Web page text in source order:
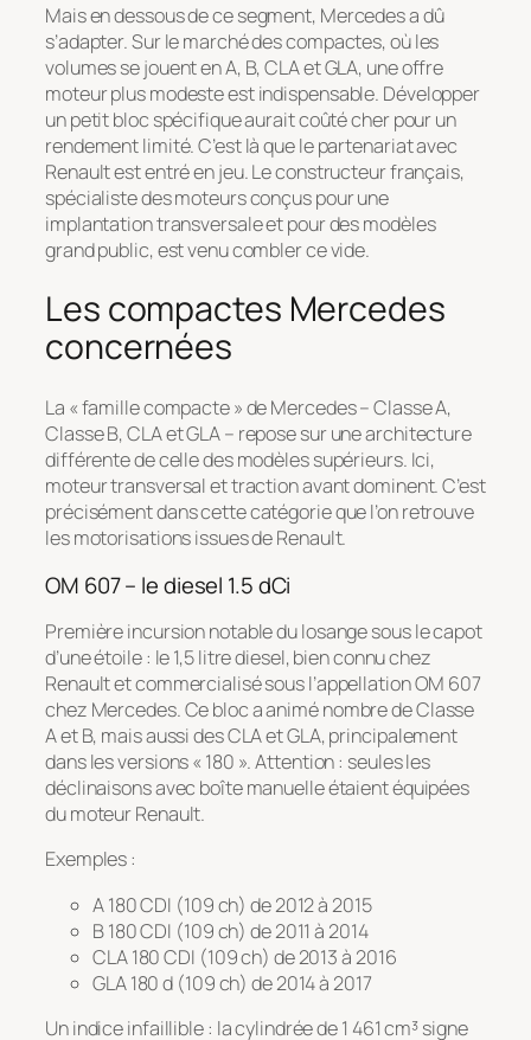
Mais en dessous de ce segment, Mercedes a dû
s’adapter. Sur le marché des compactes, où les
volumes se jouent en A, B, CLA et GLA, une offre
moteur plus modeste est indispensable. Développer
un petit bloc spécifique aurait coûté cher pour un
rendement limité. C’est là que le partenariat avec
Renault est entré en jeu. Le constructeur français,
spécialiste des moteurs conçus pour une
implantation transversale et pour des modèles
grand public, est venu combler ce vide.
Les compactes Mercedes
concernées
La « famille compacte » de Mercedes – Classe A,
Classe B, CLA et GLA – repose sur une architecture
différente de celle des modèles supérieurs. Ici,
moteur transversal et traction avant dominent. C’est
précisément dans cette catégorie que l’on retrouve
les motorisations issues de Renault.
OM 607 – le diesel 1.5 dCi
Première incursion notable du losange sous le capot
d’une étoile : le 1,5 litre diesel, bien connu chez
Renault et commercialisé sous l’appellation OM 607
chez Mercedes. Ce bloc a animé nombre de Classe
A et B, mais aussi des CLA et GLA, principalement
dans les versions « 180 ». Attention : seules les
déclinaisons avec boîte manuelle étaient équipées
du moteur Renault.
Exemples :
A 180 CDI (109 ch) de 2012 à 2015
B 180 CDI (109 ch) de 2011 à 2014
CLA 180 CDI (109 ch) de 2013 à 2016
GLA 180 d (109 ch) de 2014 à 2017
Un indice infaillible : la cylindrée de 1 461 cm³ signe